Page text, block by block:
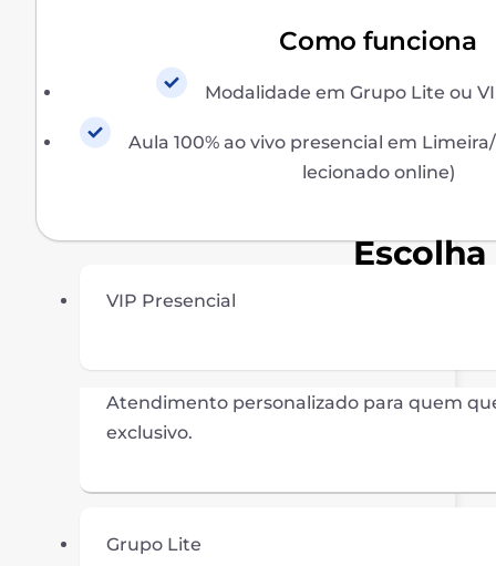
Como funciona
Modalidade em Grupo Lite ou
Aula 100% ao vivo presencial em
lecionado online)
VIP Presencial
Atendimento personalizado para quem
exclusivo.
Grupo Lite